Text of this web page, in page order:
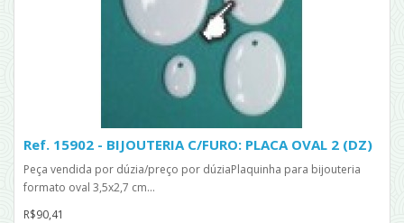
Ref. 15902 - BIJOUTERIA C/FURO: PLACA OVAL 2 (DZ)
Peça vendida por dúzia/preço por dúziaPlaquinha para bijouteria
formato oval 3,5x2,7 cm...
R$90,41